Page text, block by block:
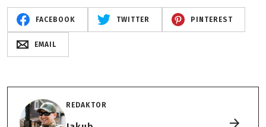
FACEBOOK TWITTER PINTEREST
EMAIL
REDAKTOR